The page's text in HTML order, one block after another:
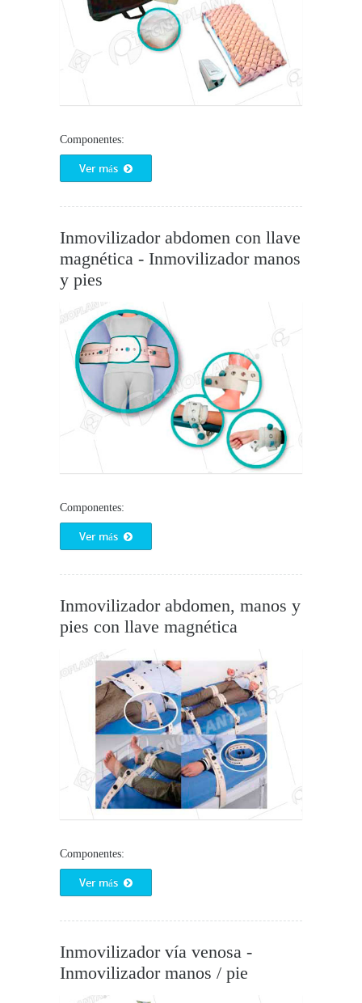
Componentes:
Ver más
Inmovilizador abdomen con llave
magnética - Inmovilizador manos
y pies
Componentes:
Ver más
Inmovilizador abdomen, manos y
pies con llave magnética
Componentes:
Ver más
Inmovilizador vía venosa -
Inmovilizador manos / pie